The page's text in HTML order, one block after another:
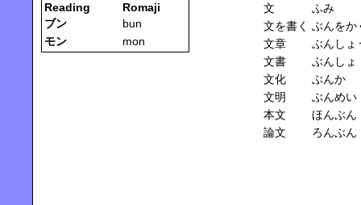
Reading
Romaji
ブン
bun
モン
mon
文
ふみ
文を書く ぶんをか
文章
ぶんしょ
文書
ぶんしょ
文化
ぶんか
文明
ぶんめい
本文
ほんぶん
論文
ろんぶん